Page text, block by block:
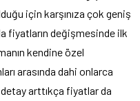
için karşınıza çok geniş
fiyatların değişmesinde ilk
kendine özel
arasında dahi onlarca
arttıkça fiyatlar da